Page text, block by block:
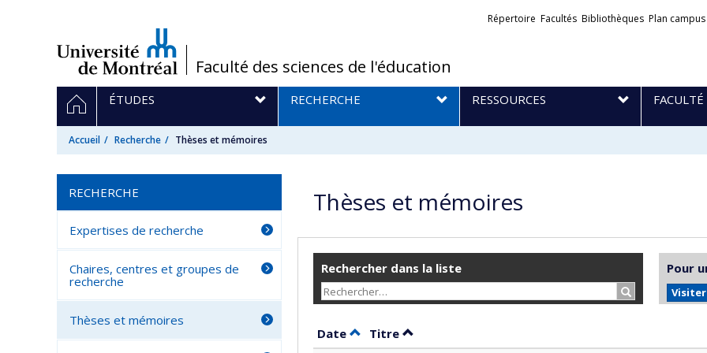
/Faculté des sciences de l'éducation
Liens
Répertoire Facultés Bibliothèques Plan campus
Navigation
principale
ACCUEIL
ÉTUDES RECHERCHE RESSOURCES FACULTÉ
Accueil Recherche Thèses et mémoires
Thèses et mémoires
Rechercher dans la liste
Rechercher…
Pour
Date Trier par date en ordre décroissant
Titre Trier par titre en ordre décroissant
RECHERCHE
Expertises de recherche
Chaires, centres et groupes de
recherche
Thèses et mémoires